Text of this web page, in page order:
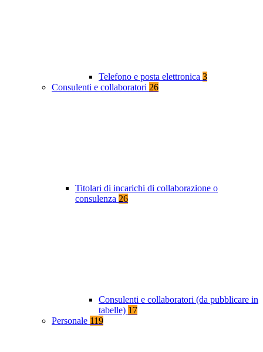
Telefono e posta elettronica 3
Consulenti e collaboratori 26
Titolari di incarichi di collaborazione o
consulenza 26
Consulenti e collaboratori (da pubblicare in
tabelle) 17
Personale 119